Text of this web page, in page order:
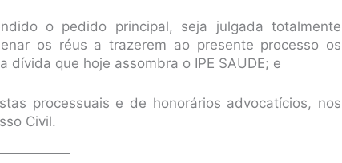
o pedido principal, seja julgada totalmente
os réus a trazerem ao presente processo os
que hoje assombra o IPE SAUDE; e
processuais e de honorários advocatícios, nos
Civil.